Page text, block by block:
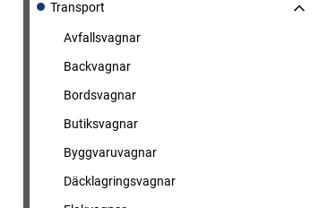
Transport
Avfallsvagnar
Backvagnar
Bordsvagnar
Butiksvagnar
Byggvaruvagnar
Däcklagringsvagnar